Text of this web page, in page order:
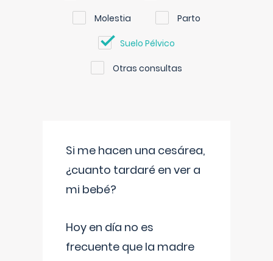
Molestia Parto
Suelo Pélvico
Otras consultas
Si me hacen una cesárea,
¿cuanto tardaré en ver a
mi bebé?
Hoy en día no es
frecuente que la madre